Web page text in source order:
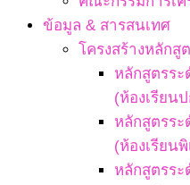
ข้อมูล & สารสนเทศ
โครงสร้างหลักสู
หลักสูตรร
(ห้องเรียน
หลักสูตรร
(ห้องเรียน
หลักสูตรร